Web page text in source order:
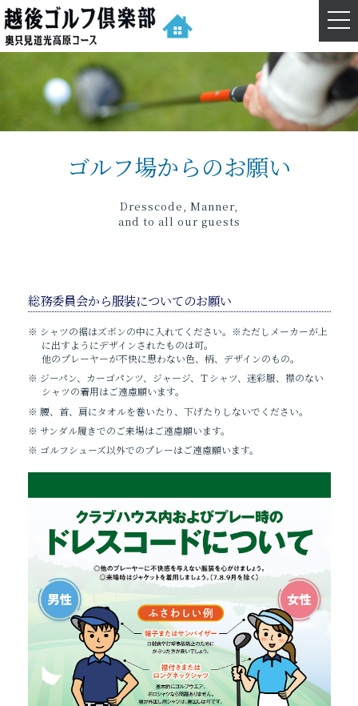
ゴルフ場からのお願い
Dresscode, Manner,
and to all our guests
総務委員会から服装についてのお願い
※ シャツの裾はズボンの中に⼊れてください。※ただしメーカーが上
に出すようにデザインされたものは可。
他のプレーヤーが不快に思わない⾊、柄、デザインのもの。
※ ジーパン、カーゴパンツ、ジャージ、Ｔシャツ、迷彩服、襟のない
シャツの着⽤はご遠慮願います。
※ 腰、⾸、肩にタオルを巻いたり、下げたりしないでください。
※ サンダル履きでのご来場はご遠慮願います。
※ ゴルフシューズ以外でのプレーはご遠慮願います。